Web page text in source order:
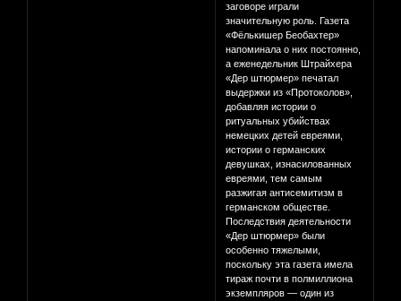
заговоре играли
значительную роль. Газета
«Фёлькишер Беобахтер»
напоминала о них постоянно,
а еженедельник Штрайхера
«Дер штюрмер» печатал
выдержки из «Протоколов»,
добавляя истории о
ритуальных убийствах
немецких детей евреями,
истории о германских
девушках, изнасилованных
евреями, тем самым
разжигая антисемитизм в
германском обществе.
Последствия деятельности
«Дер штюрмер» были
особенно тяжелыми,
поскольку эта газета имела
тираж почти в полмиллиона
экземпляров — один из